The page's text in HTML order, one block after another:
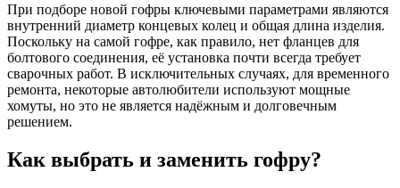
При подборе новой гофры ключевыми параметрами являются
внутренний диаметр концевых колец и общая длина изделия.
Поскольку на самой гофре, как правило, нет фланцев для
болтового соединения, её установка почти всегда требует
сварочных работ. В исключительных случаях, для временного
ремонта, некоторые автолюбители используют мощные
хомуты, но это не является надёжным и долговечным
решением.
Как выбрать и заменить гофру?